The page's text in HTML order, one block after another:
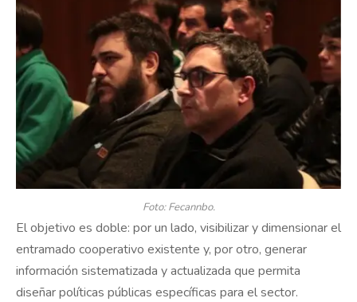
Foto: Fecannbo.
El objetivo es doble: por un lado, visibilizar y dimensionar el
entramado cooperativo existente y, por otro, generar
información sistematizada y actualizada que permita
diseñar políticas públicas específicas para el sector.